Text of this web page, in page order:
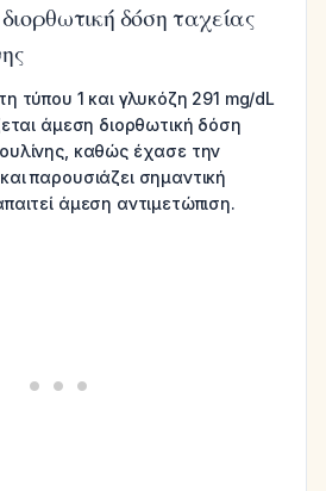
δόση ταχείας
τύπου 1 και γλυκόζη 291 mg/dL
άμεση διορθωτική δόση
καθώς έχασε την
παρουσιάζει σημαντική
άμεση αντιμετώπιση.